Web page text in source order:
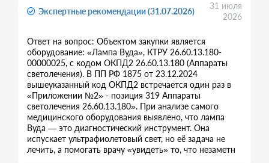
Экспертные рекомендации (31.07.2026)
31 июля
2026
Ответ на вопрос: Объектом закупки является
оборудование: «Лампа Вуда», КТРУ 26.60.13.180-
00000025, с кодом ОКПД2 26.60.13.180 (Аппараты
светолечения). В ПП РФ 1875 от 23.12.2024
вышеуказанный код ОКПД2 встречается один раз в
«Приложении №2» - позиция 319 Аппараты
светолечения 26.60.13.180». При анализе самого
медицинского оборудования выявлено, что лампа
Вуда — это диагностический инструмент. Она
испускает ультрафиолетовый свет, но её задача не
лечить, а помогать врачу «увидеть» то, что незаметн